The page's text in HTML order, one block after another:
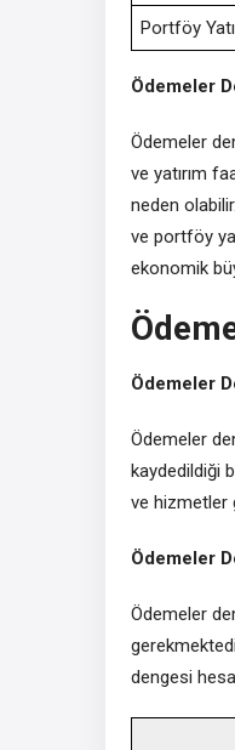
Portföy
Ödemeler
Ödemeler
ve yatırım
neden
ve portföy
ekonomik
Ödemeler
Ödemeler
kaydedildiği
ve hizmetler
Ödemeler
Ödemeler
dengesi